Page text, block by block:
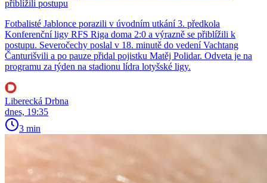
přiblížili postupu
Fotbalisté Jablonce porazili v úvodním utkání 3. předkola
Konferenční ligy RFS Riga doma 2:0 a výrazně se přiblížili k
postupu. Severočechy poslal v 18. minutě do vedení Vachtang
Čanturišvili a po pauze přidal pojistku Matěj Polidar. Odveta je na
programu za týden na stadionu lídra lotyšské ligy.
Liberecká Drbna
dnes, 19:35
3 min